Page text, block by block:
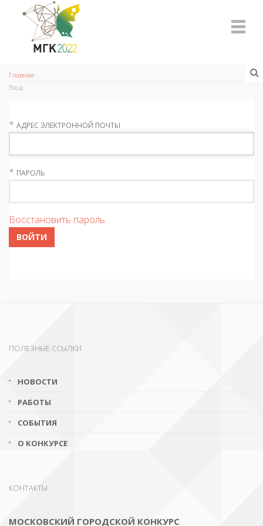
Главная
Вход
* АДРЕС ЭЛЕКТРОННОЙ ПОЧТЫ
* ПАРОЛЬ
Восстановить пароль
ВОЙТИ
ПОЛЕЗНЫЕ ССЫЛКИ
НОВОСТИ
РАБОТЫ
СОБЫТИЯ
О КОНКУРСЕ
КОНТАКТЫ
МОСКОВСКИЙ ГОРОДСКОЙ КОНКУРС